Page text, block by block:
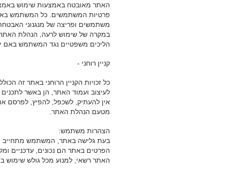
האתר מאובטח באמצעות שימוש
פרטיות המשתמשים. כל המשתמש
משתמשים ופריצה של מנגנוני
במקרה של שימוש לרעה, הנהלת
הליכים משפטיים נגד המשתמש באם
קניין רוחני -
כל זכויות הקניין הרוחני באתר זה
לעיצוב ועמוד האתר, הן באשר
אין להעתיק, לשכפל, להפיץ, לפרסם
מטעם הנהלת האתר.
הצהרות משתמש:
בעת גלישה באתר, המשתמש מתחייב
הפרטים באתר הם נכונים, עדכניים
האתר רשאי, למנוע מכל גולש שימוש